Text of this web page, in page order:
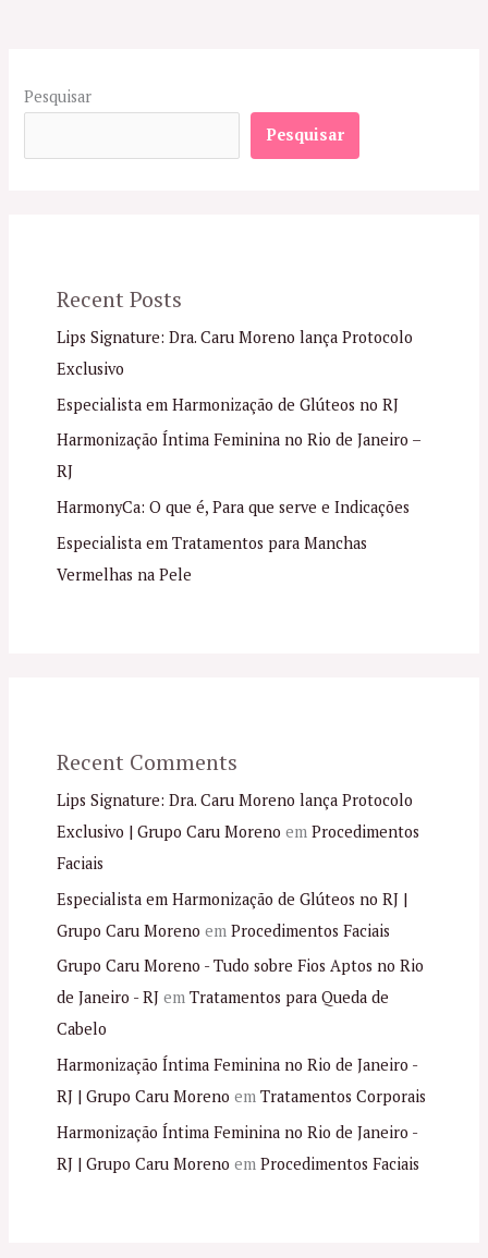
Pesquisar
Pesquisar
Recent Posts
Lips Signature: Dra. Caru Moreno lança Protocolo
Exclusivo
Especialista em Harmonização de Glúteos no RJ
Harmonização Íntima Feminina no Rio de Janeiro –
RJ
HarmonyCa: O que é, Para que serve e Indicações
Especialista em Tratamentos para Manchas
Vermelhas na Pele
Recent Comments
Lips Signature: Dra. Caru Moreno lança Protocolo
Exclusivo | Grupo Caru Moreno em Procedimentos
Faciais
Especialista em Harmonização de Glúteos no RJ |
Grupo Caru Moreno em Procedimentos Faciais
Grupo Caru Moreno - Tudo sobre Fios Aptos no Rio
de Janeiro - RJem Tratamentos para Queda de
Cabelo
Harmonização Íntima Feminina no Rio de Janeiro -
RJ | Grupo Caru Moreno em Tratamentos Corporais
Harmonização Íntima Feminina no Rio de Janeiro -
RJ | Grupo Caru Moreno em Procedimentos Faciais